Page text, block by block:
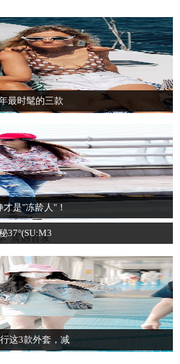
最时髦的三款
才是"冻龄人"！
37°(SU:M3
这3款外套，减